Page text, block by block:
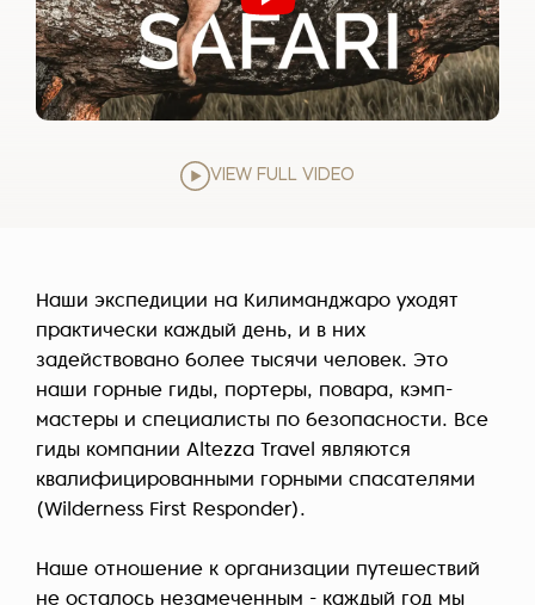
VIEW FULL VIDEO
Наши экспедиции на Килиманджаро уходят
практически каждый день, и в них
задействовано более тысячи человек. Это
наши горные гиды, портеры, повара, кэмп-
мастеры и специалисты по безопасности. Все
гиды компании Altezza Travel являются
квалифицированными горными спасателями
(Wilderness First Responder).
Наше отношение к организации путешествий
не осталось незамеченным - каждый год мы